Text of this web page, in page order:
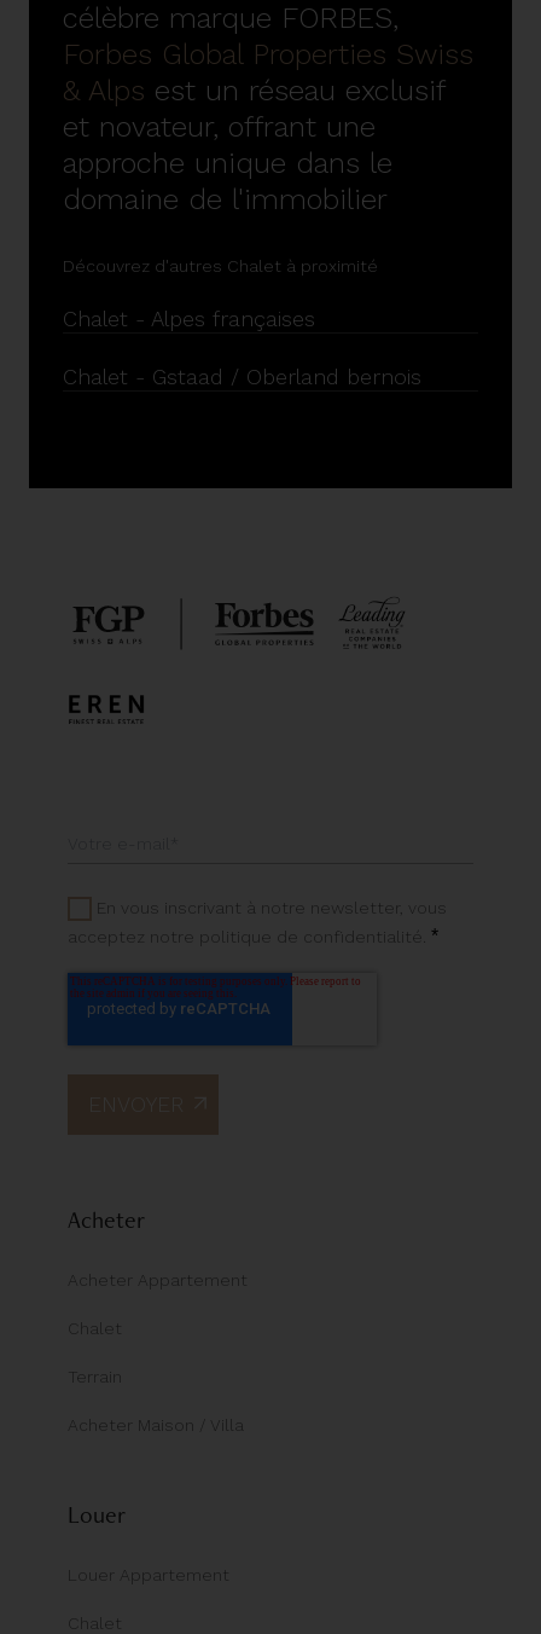
célèbre marque FORBES,
Forbes Global Properties Swiss
& Alps est un réseau exclusif
et novateur, offrant une
approche unique dans le
domaine de l'immobilier
Découvrez d'autres Chalet à proximité
Chalet - Alpes françaises
Chalet - Gstaad / Oberland bernois
En vous inscrivant à notre newsletter, vous
acceptez notre politique de confidentialité. *
Acheter
Acheter Appartement
Chalet
Terrain
Acheter Maison / Villa
Louer
Louer Appartement
Chalet